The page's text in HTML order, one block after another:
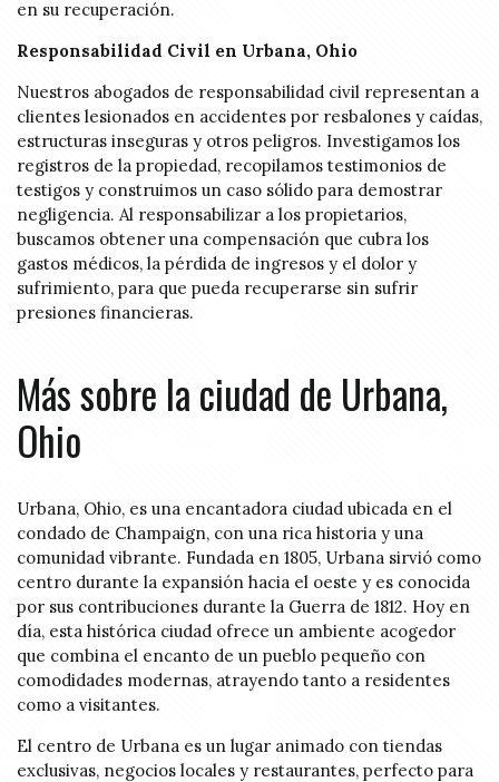
en su recuperación.
Responsabilidad Civil en Urbana, Ohio
Nuestros abogados de responsabilidad civil representan a
clientes lesionados en accidentes por resbalones y caídas,
estructuras inseguras y otros peligros. Investigamos los
registros de la propiedad, recopilamos testimonios de
testigos y construimos un caso sólido para demostrar
negligencia. Al responsabilizar a los propietarios,
buscamos obtener una compensación que cubra los
gastos médicos, la pérdida de ingresos y el dolor y
sufrimiento, para que pueda recuperarse sin sufrir
presiones financieras.
Más sobre la ciudad de Urbana,
Ohio
Urbana, Ohio, es una encantadora ciudad ubicada en el
condado de Champaign, con una rica historia y una
comunidad vibrante. Fundada en 1805, Urbana sirvió como
centro durante la expansión hacia el oeste y es conocida
por sus contribuciones durante la Guerra de 1812. Hoy en
día, esta histórica ciudad ofrece un ambiente acogedor
que combina el encanto de un pueblo pequeño con
comodidades modernas, atrayendo tanto a residentes
como a visitantes.
El centro de Urbana es un lugar animado con tiendas
exclusivas, negocios locales y restaurantes, perfecto para